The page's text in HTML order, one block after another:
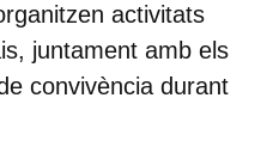
activitats
juntament amb els
convivència durant